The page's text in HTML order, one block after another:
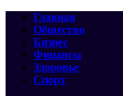
Главная
Общество
Бизнес
Финансы
Здоровье
Спорт